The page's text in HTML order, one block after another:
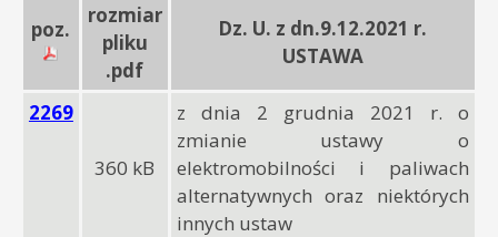
poz.
rozmiar
pliku
.pdf
Dz. U. z dn.9.12.2021 r.
USTAWA
2269
360 kB
z dnia 2 grudnia 2021 r. o
zmianie ustawy o
elektromobilności i paliwach
alternatywnych oraz niektórych
innych ustaw